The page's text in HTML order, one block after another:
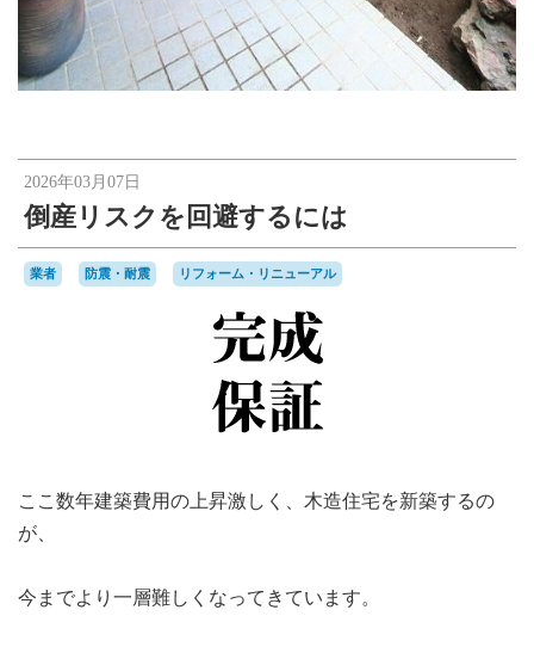
2026年03月07日
倒産リスクを回避するには
業者 防震・耐震 リフォーム・リニューアル
ここ数年建築費用の上昇激しく、木造住宅を新築するの
が、
今までより一層難しくなってきています。